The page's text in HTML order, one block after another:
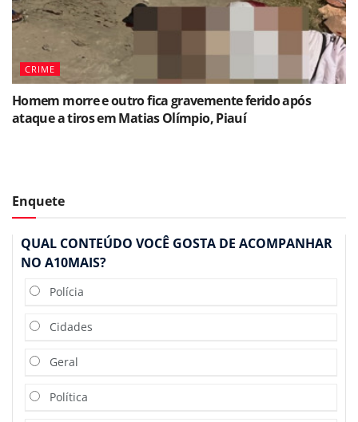
CRIME
Homem morre e outro fica gravemente ferido após
ataque a tiros em Matias Olímpio, Piauí
Enquete
QUAL CONTEÚDO VOCÊ GOSTA DE ACOMPANHAR
NO A10MAIS?
Polícia
Cidades
Geral
Política